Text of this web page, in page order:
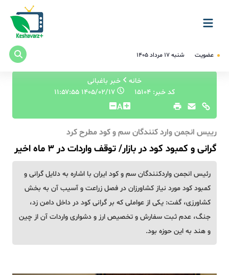
عضویت شنبه ۱۷ مرداد ۱۴۰۵
خانه
خبر باغبانی
کد خبر: 15104
۱۴۰۵/۰۲/۱۷ ۱۱:۵۷:۵۵
A
رییس انجمن وارد کنندگان سم و کود مطرح کرد
گرانی و کمبود کود در بازار/ توقف واردات در ۳ ماه اخیر
رئیس انجمن واردکنندگان سم و کود ایران با اشاره به دلایل گرانی و
کمبود کود مورد نیاز کشاورزان در فصل زراعت و آسیب آن به بخش
کشاورزی، گفت: یکی از عواملی که بر گرانی کود در داخل دامن زد،
جنگ، عدم ثبت سفارش و تخصیص ارز و دشواری واردات آن از چین
و هند به این حوزه بود.